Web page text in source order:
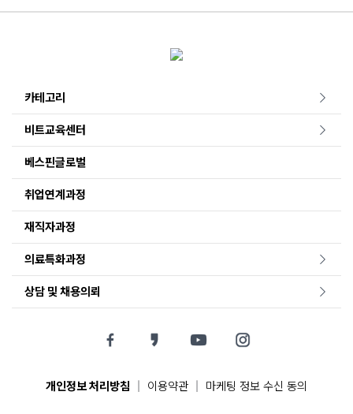
카테고리
비트교육센터
베스핀글로벌
취업연계과정
재직자과정
의료특화과정
상담 및 채용의뢰
개인정보 처리방침 이용약관 마케팅 정보 수신 동의